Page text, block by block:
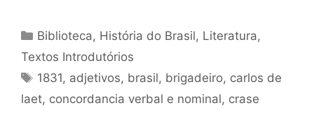
Categorias
Biblioteca, História do Brasil, Literatura,
Textos Introdutórios
Tags
1831, adjetivos, brasil, brigadeiro, carlos de
laet, concordancia verbal e nominal, crase